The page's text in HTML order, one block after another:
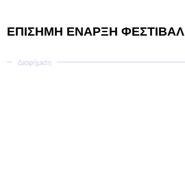
ΕΠΙΣΗΜΗ ΕΝΑΡΞΗ ΦΕΣΤΙΒΑΛ